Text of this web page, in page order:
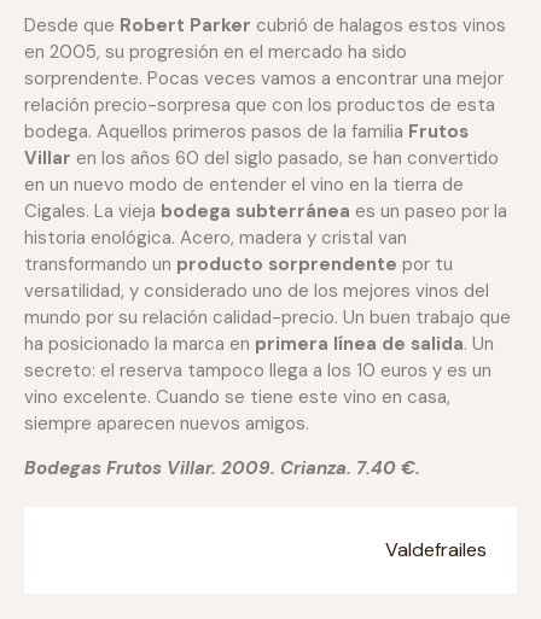
Desde que Robert Parker cubrió de halagos estos vinos
en 2005, su progresión en el mercado ha sido
sorprendente. Pocas veces vamos a encontrar una mejor
relación precio-sorpresa que con los productos de esta
bodega. Aquellos primeros pasos de la familia Frutos
Villar en los años 60 del siglo pasado, se han convertido
en un nuevo modo de entender el vino en la tierra de
Cigales. La vieja bodega subterránea es un paseo por la
historia enológica. Acero, madera y cristal van
transformando un producto sorprendente por tu
versatilidad, y considerado uno de los mejores vinos del
mundo por su relación calidad-precio. Un buen trabajo que
ha posicionado la marca en primera línea de salida. Un
secreto: el reserva tampoco llega a los 10 euros y es un
vino excelente. Cuando se tiene este vino en casa,
siempre aparecen nuevos amigos.
Bodegas Frutos Villar. 2009. Crianza. 7.40 €.
Valdefrailes